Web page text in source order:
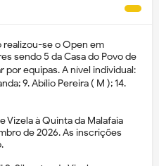
realizou-se o Open em
sendo 5 da Casa do Povo de
por equipas. A nível individual:
9. Abílio Pereira ( M ); 14.
Vizela à Quinta da Malafaia
de 2026. As inscrições